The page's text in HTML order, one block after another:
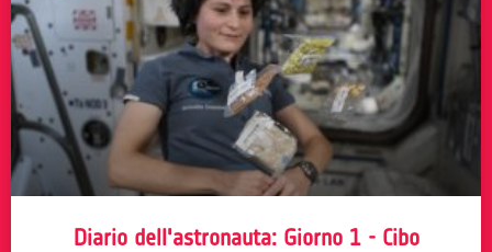
Diario dell'astronauta: Giorno 1 - Cibo